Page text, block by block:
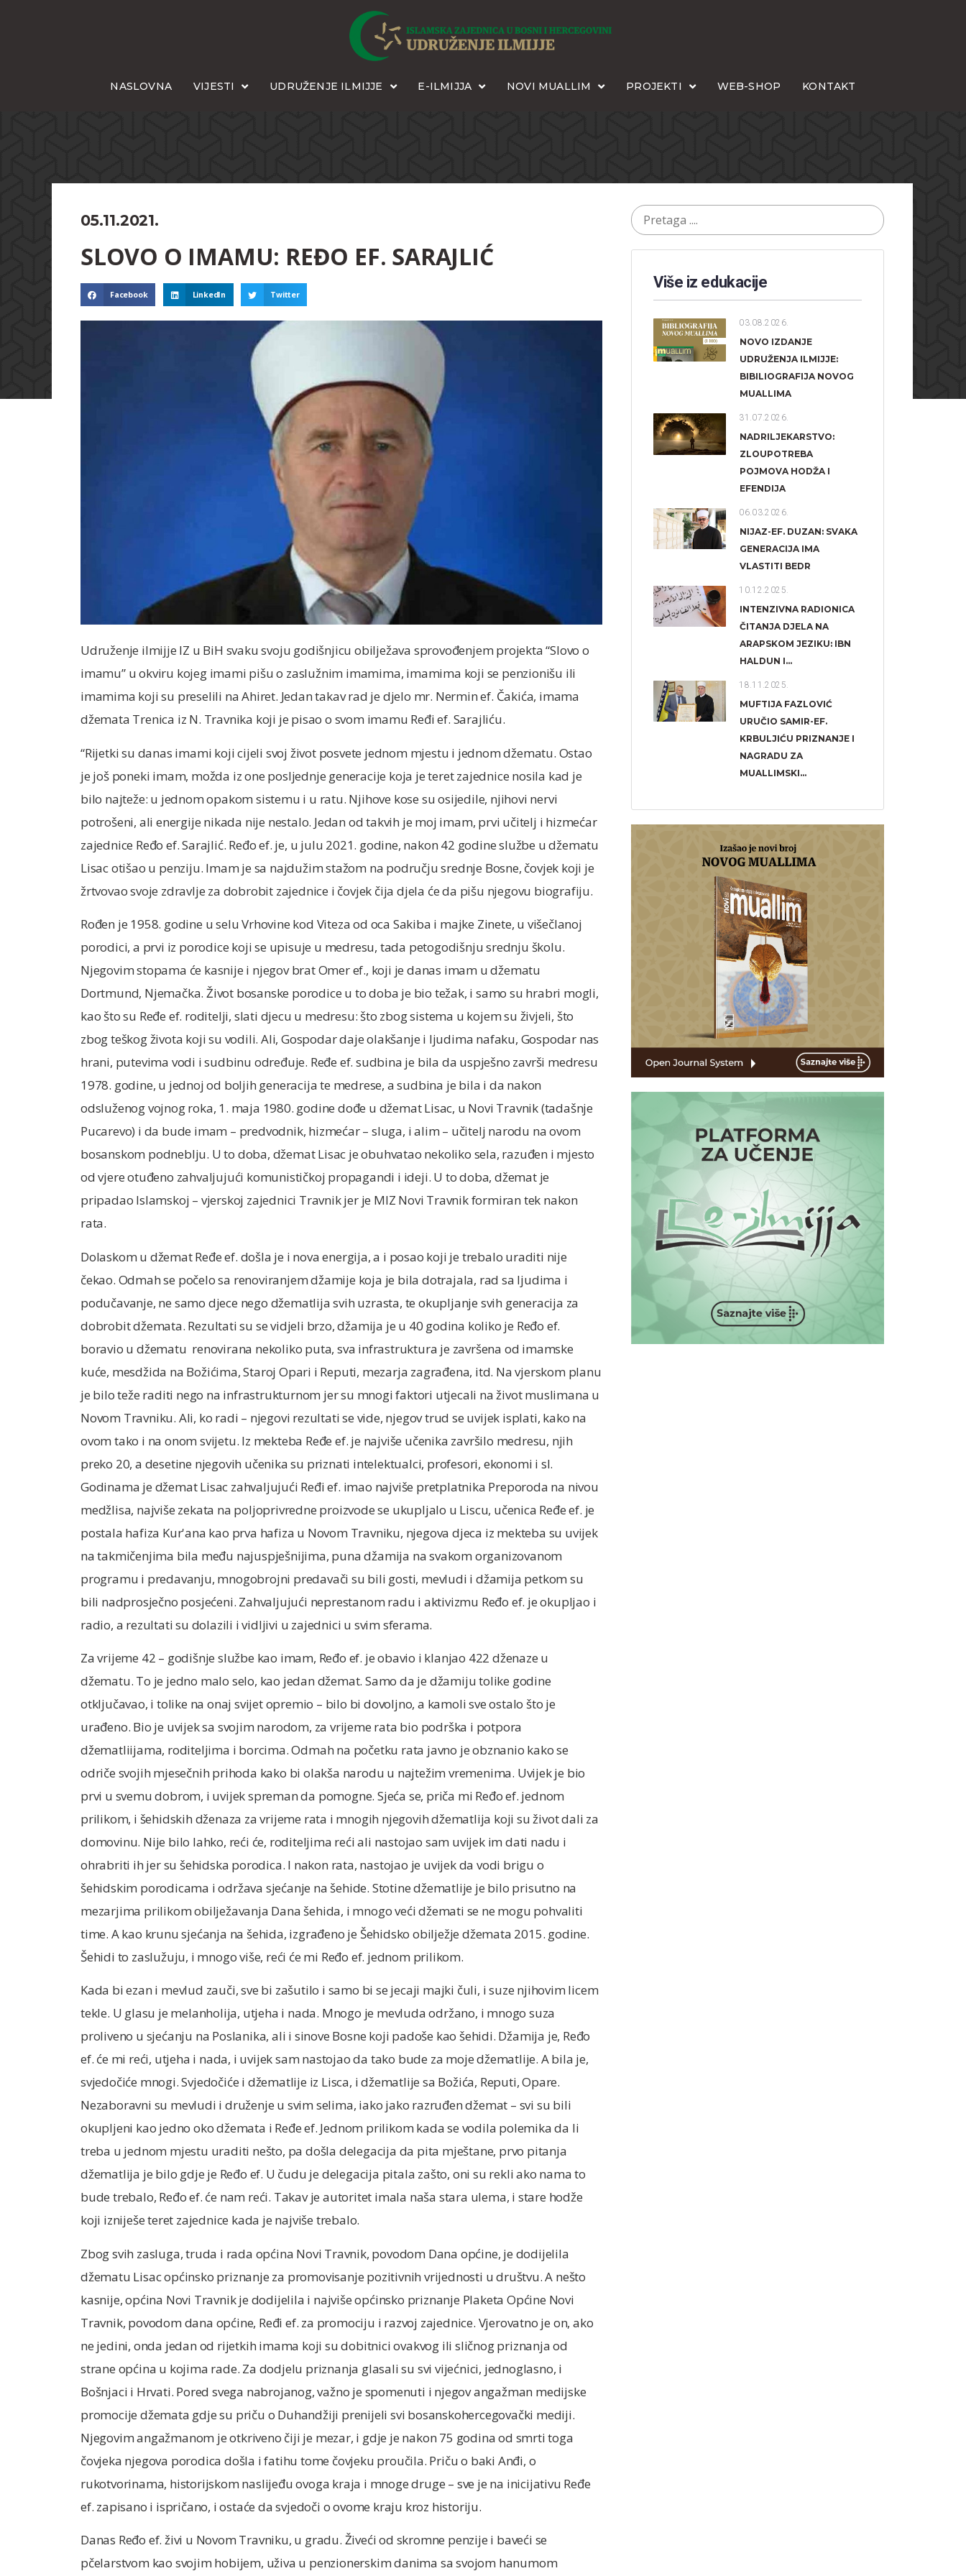
NASLOVNA VIJESTI UDRUŽENJE ILMIJJE E-ILMIJJA NOVI MUALLIM PROJEKTI WEB-SHOP KONTAKT
05.11.2021.
SLOVO O IMAMU: REĐO EF. SARAJLIĆ
Facebook LinkedIn Twitter
Udruženje ilmijje IZ u BiH svaku svoju godišnjicu obilježava sprovođenjem projekta “Slovo o
imamu” u okviru kojeg imami pišu o zaslužnim imamima, imamima koji se penzionišu ili
imamima koji su preselili na Ahiret. Jedan takav rad je djelo mr. Nermin ef. Čakića, imama
džemata Trenica iz N. Travnika koji je pisao o svom imamu Ređi ef. Sarajliću.
“Rijetki su danas imami koji cijeli svoj život posvete jednom mjestu i jednom džematu. Ostao
je još poneki imam, možda iz one posljednje generacije koja je teret zajednice nosila kad je
bilo najteže: u jednom opakom sistemu i u ratu. Njihove kose su osijedile, njihovi nervi
potrošeni, ali energije nikada nije nestalo. Jedan od takvih je moj imam, prvi učitelj i hizmećar
zajednice Ređo ef. Sarajlić. Ređo ef. je, u julu 2021. godine, nakon 42 godine službe u džematu
Lisac otišao u penziju. Imam je sa najdužim stažom na području srednje Bosne, čovjek koji je
žrtvovao svoje zdravlje za dobrobit zajednice i čovjek čija djela će da pišu njegovu biografiju.
Rođen je 1958. godine u selu Vrhovine kod Viteza od oca Sakiba i majke Zinete, u višečlanoj
porodici, a prvi iz porodice koji se upisuje u medresu, tada petogodišnju srednju školu.
Njegovim stopama će kasnije i njegov brat Omer ef., koji je danas imam u džematu
Dortmund, Njemačka. Život bosanske porodice u to doba je bio težak, i samo su hrabri mogli,
kao što su Ređe ef. roditelji, slati djecu u medresu: što zbog sistema u kojem su živjeli, što
zbog teškog života koji su vodili. Ali, Gospodar daje olakšanje i ljudima nafaku, Gospodar nas
hrani, putevima vodi i sudbinu određuje. Ređe ef. sudbina je bila da uspješno završi medresu
1978. godine, u jednoj od boljih generacija te medrese, a sudbina je bila i da nakon
odsluženog vojnog roka, 1. maja 1980. godine dođe u džemat Lisac, u Novi Travnik (tadašnje
Pucarevo) i da bude imam – predvodnik, hizmećar – sluga, i alim – učitelj narodu na ovom
bosanskom podneblju. U to doba, džemat Lisac je obuhvatao nekoliko sela, razuđen i mjesto
od vjere otuđeno zahvaljujući komunističkoj propagandi i ideji. U to doba, džemat je
pripadao Islamskoj – vjerskoj zajednici Travnik jer je MIZ Novi Travnik formiran tek nakon
rata.
Dolaskom u džemat Ređe ef. došla je i nova energija, a i posao koji je trebalo uraditi nije
čekao. Odmah se počelo sa renoviranjem džamije koja je bila dotrajala, rad sa ljudima i
podučavanje, ne samo djece nego džematlija svih uzrasta, te okupljanje svih generacija za
dobrobit džemata. Rezultati su se vidjeli brzo, džamija je u 40 godina koliko je Ređo ef.
boravio u džematu renovirana nekoliko puta, sva infrastruktura je završena od imamske
kuće, mesdžida na Božićima, Staroj Opari i Reputi, mezarja zagrađena, itd. Na vjerskom planu
je bilo teže raditi nego na infrastrukturnom jer su mnogi faktori utjecali na život muslimana u
Novom Travniku. Ali, ko radi – njegovi rezultati se vide, njegov trud se uvijek isplati, kako na
ovom tako i na onom svijetu. Iz mekteba Ređe ef. je najviše učenika završilo medresu, njih
preko 20, a desetine njegovih učenika su priznati intelektualci, profesori, ekonomi i sl.
Godinama je džemat Lisac zahvaljujući Ređi ef. imao najviše pretplatnika Preporoda na nivou
medžlisa, najviše zekata na poljoprivredne proizvode se ukupljalo u Liscu, učenica Ređe ef. je
postala hafiza Kur'ana kao prva hafiza u Novom Travniku, njegova djeca iz mekteba su uvijek
na takmičenjima bila među najuspješnijima, puna džamija na svakom organizovanom
programu i predavanju, mnogobrojni predavači su bili gosti, mevludi i džamija petkom su
bili nadprosječno posjećeni. Zahvaljujući neprestanom radu i aktivizmu Ređo ef. je okupljao i
radio, a rezultati su dolazili i vidljivi u zajednici u svim sferama.
Za vrijeme 42 – godišnje službe kao imam, Ređo ef. je obavio i klanjao 422 dženaze u
džematu. To je jedno malo selo, kao jedan džemat. Samo da je džamiju tolike godine
otključavao, i tolike na onaj svijet opremio – bilo bi dovoljno, a kamoli sve ostalo što je
urađeno. Bio je uvijek sa svojim narodom, za vrijeme rata bio podrška i potpora
džematliijama, roditeljima i borcima. Odmah na početku rata javno je obznanio kako se
odriče svojih mjesečnih prihoda kako bi olakša narodu u najtežim vremenima. Uvijek je bio
prvi u svemu dobrom, i uvijek spreman da pomogne. Sjeća se, priča mi Ređo ef. jednom
prilikom, i šehidskih dženaza za vrijeme rata i mnogih njegovih džematlija koji su život dali za
domovinu. Nije bilo lahko, reći će, roditeljima reći ali nastojao sam uvijek im dati nadu i
ohrabriti ih jer su šehidska porodica. I nakon rata, nastojao je uvijek da vodi brigu o
šehidskim porodicama i održava sjećanje na šehide. Stotine džematlije je bilo prisutno na
mezarjima prilikom obilježavanja Dana šehida, i mnogo veći džemati se ne mogu pohvaliti
time. A kao krunu sjećanja na šehida, izgrađeno je Šehidsko obilježje džemata 2015. godine.
Šehidi to zaslužuju, i mnogo više, reći će mi Ređo ef. jednom prilikom.
Kada bi ezan i mevlud zauči, sve bi zašutilo i samo bi se jecaji majki čuli, i suze njihovim licem
tekle. U glasu je melanholija, utjeha i nada. Mnogo je mevluda održano, i mnogo suza
proliveno u sjećanju na Poslanika, ali i sinove Bosne koji padoše kao šehidi. Džamija je, Ređo
ef. će mi reći, utjeha i nada, i uvijek sam nastojao da tako bude za moje džematlije. A bila je,
svjedočiće mnogi. Svjedočiće i džematlije iz Lisca, i džematlije sa Božića, Reputi, Opare.
Nezaboravni su mevludi i druženje u svim selima, iako jako razruđen džemat – svi su bili
okupljeni kao jedno oko džemata i Ređe ef. Jednom prilikom kada se vodila polemika da li
treba u jednom mjestu uraditi nešto, pa došla delegacija da pita mještane, prvo pitanja
džematlija je bilo gdje je Ređo ef. U čudu je delegacija pitala zašto, oni su rekli ako nama to
bude trebalo, Ređo ef. će nam reći. Takav je autoritet imala naša stara ulema, i stare hodže
koji izniješe teret zajednice kada je najviše trebalo.
Zbog svih zasluga, truda i rada općina Novi Travnik, povodom Dana općine, je dodijelila
džematu Lisac općinsko priznanje za promovisanje pozitivnih vrijednosti u društvu. A nešto
kasnije, općina Novi Travnik je dodijelila i najviše općinsko priznanje Plaketa Općine Novi
Travnik, povodom dana općine, Ređi ef. za promociju i razvoj zajednice. Vjerovatno je on, ako
ne jedini, onda jedan od rijetkih imama koji su dobitnici ovakvog ili sličnog priznanja od
strane općina u kojima rade. Za dodjelu priznanja glasali su svi vijećnici, jednoglasno, i
Bošnjaci i Hrvati. Pored svega nabrojanog, važno je spomenuti i njegov angažman medijske
promocije džemata gdje su priču o Duhandžiji prenijeli svi bosanskohercegovački mediji.
Njegovim angažmanom je otkriveno čiji je mezar, i gdje je nakon 75 godina od smrti toga
čovjeka njegova porodica došla i fatihu tome čovjeku proučila. Priču o baki Anđi, o
rukotvorinama, historijskom naslijeđu ovoga kraja i mnoge druge – sve je na inicijativu Ređe
ef. zapisano i ispričano, i ostaće da svjedoči o ovome kraju kroz historiju.
Danas Ređo ef. živi u Novom Travniku, u gradu. Živeći od skromne penzije i baveći se
pčelarstvom kao svojim hobijem, uživa u penzionerskim danima sa svojom hanumom
Više iz edukacije
03.08.2026.
NOVO IZDANJE
UDRUŽENJA ILMIJJE:
BIBILIOGRAFIJA NOVOG
MUALLIMA
31.07.2026.
NADRILJEKARSTVO:
ZLOUPOTREBA
POJMOVA HODŽA I
EFENDIJA
06.03.2026.
NIJAZ-EF. DUZAN: SVAKA
GENERACIJA IMA
VLASTITI BEDR
10.12.2025.
INTENZIVNA RADIONICA
ČITANJA DJELA NA
ARAPSKOM JEZIKU: IBN
HALDUN I...
18.11.2025.
MUFTIJA FAZLOVIĆ
URUČIO SAMIR-EF.
KRBULJIĆU PRIZNANJE I
NAGRADU ZA
MUALLIMSKI...